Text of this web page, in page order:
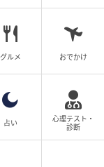
グルメ おでかけ
占い
心理テスト・
診断